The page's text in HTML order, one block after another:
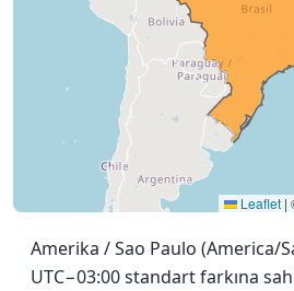
Leaflet |
Amerika / Sao Paulo (America/
UTC−03:00 standart farkına